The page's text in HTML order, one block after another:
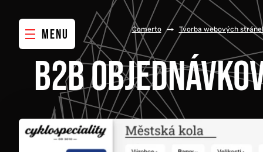
MENU Comerto / Tvorba webových
B2B